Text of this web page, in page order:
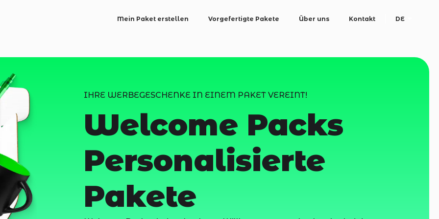
Mein Paket erstellen Vorgefertigte Pakete Über uns Kontakt DE
IHRE WERBEGESCHENKE IN EINEM PAKET VEREINT!
Welcome Packs
Personalisierte
Pakete